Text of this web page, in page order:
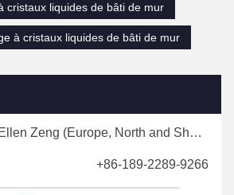
cristaux liquides de bâti de mur
à cristaux liquides de bâti de mur
Ms. Ellen Zeng (Europe, North and Shouth America)
+86-189-2289-9266